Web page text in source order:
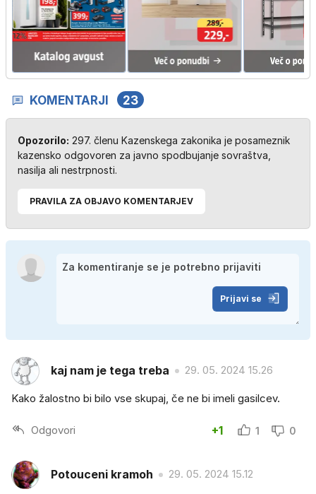
KOMENTARJI 23
Opozorilo: 297. členu Kazenskega zakonika je posameznik
kazensko odgovoren za javno spodbujanje sovraštva,
nasilja ali nestrpnosti.
PRAVILA ZA OBJAVO KOMENTARJEV
Prijavi se
kaj nam je tega treba 29. 05. 2024 15.26
Kako žalostno bi bilo vse skupaj, če ne bi imeli gasilcev.
Odgovori +1 1 0
Potouceni kramoh 29. 05. 2024 15.12